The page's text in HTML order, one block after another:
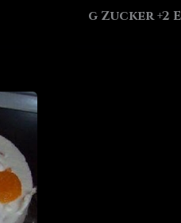
g Zucker +2